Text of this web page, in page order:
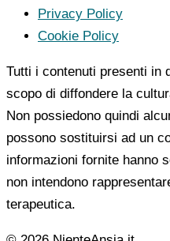
Privacy Policy
Cookie Policy
Tutti i contenuti presenti in
scopo di diffondere la
Non possiedono quindi
possono sostituirsi ad un
informazioni fornite hanno
non intendono
terapeutica.